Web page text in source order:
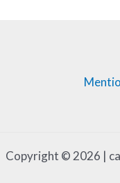
Copyright © 2026 |